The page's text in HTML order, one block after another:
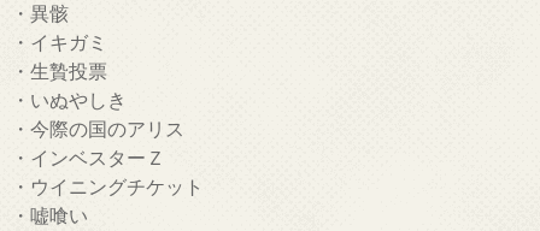
・異骸
・イキガミ
・生贄投票
・いぬやしき
・今際の国のアリス
・インベスターＺ
・ウイニングチケット
・嘘喰い